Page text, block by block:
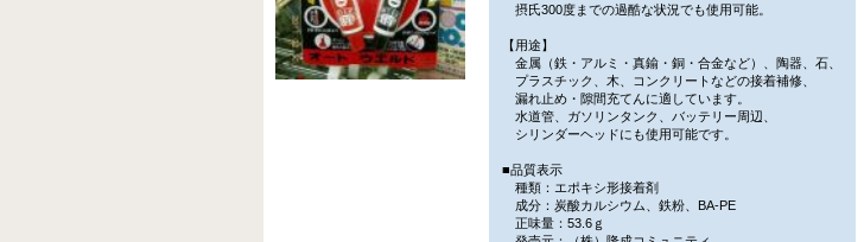
摂氏300度までの過酷な状況でも使用可能。
【用途】
金属（鉄・アルミ・真鍮・銅・合金など）、陶器、石、
プラスチック、木、コンクリートなどの接着補修、
漏れ止め・隙間充てんに適しています。
水道管、ガソリンタンク、バッテリー周辺、
シリンダーヘッドにも使用可能です。
■品質表示
種類：エポキシ形接着剤
成分：炭酸カルシウム、鉄粉、BA-PE
正味量：53.6ｇ